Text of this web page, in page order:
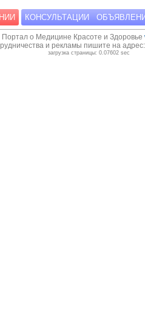
КОНСУЛЬТАЦИИ
о Медицине Красоте и Здоровье
и рекламы пишите на
загрузка страницы: 0.07602 sec